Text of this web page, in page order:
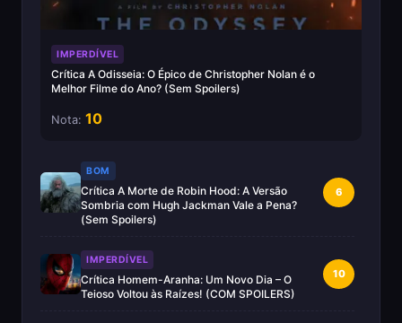
IMPERDÍVEL
Crítica A Odisseia: O Épico de Christopher Nolan é o
Melhor Filme do Ano? (Sem Spoilers)
Nota: 10
BOM
Crítica A Morte de Robin Hood: A Versão
Sombria com Hugh Jackman Vale a Pena?
(Sem Spoilers)
6
IMPERDÍVEL
Crítica Homem-Aranha: Um Novo Dia – O
Teioso Voltou às Raízes! (COM SPOILERS)
10